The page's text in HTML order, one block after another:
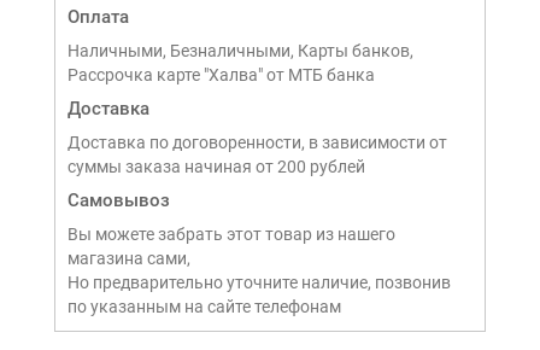
Оплата
Наличными, Безналичными, Карты банков,
Рассрочка карте "Халва" от МТБ банка
Доставка
Доставка по договоренности, в зависимости от
суммы заказа начиная от 200 рублей
Самовывоз
Вы можете забрать этот товар из нашего
магазина сами,
Но предварительно уточните наличие, позвонив
по указанным на сайте телефонам